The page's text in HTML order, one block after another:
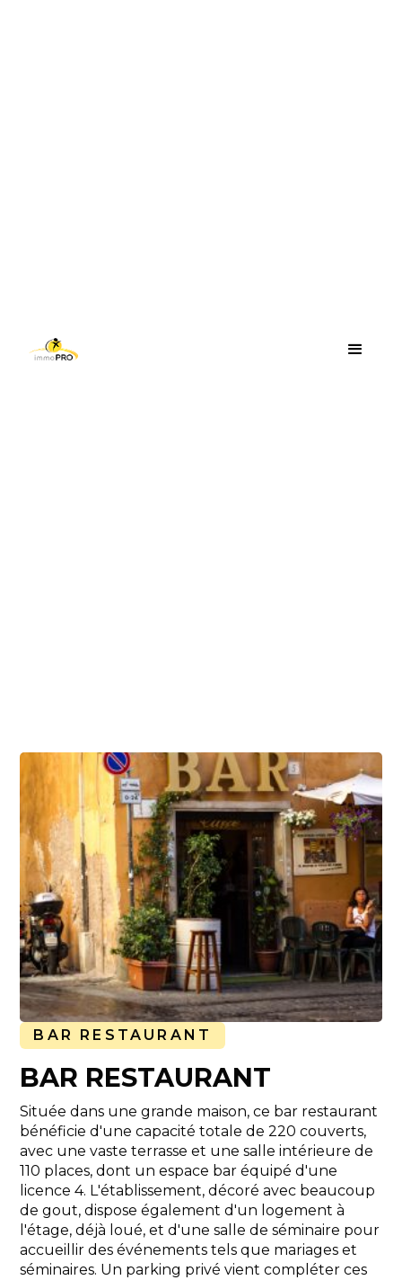
BAR RESTAURANT
BAR RESTAURANT
Située dans une grande maison, ce bar restaurant
bénéficie d'une capacité totale de 220 couverts,
avec une vaste terrasse et une salle intérieure de
110 places, dont un espace bar équipé d'une
licence 4. L'établissement, décoré avec beaucoup
de gout, dispose également d'un logement à
l'étage, déjà loué, et d'une salle de séminaire pour
accueillir des événements tels que mariages et
séminaires. Un parking privé vient compléter ces